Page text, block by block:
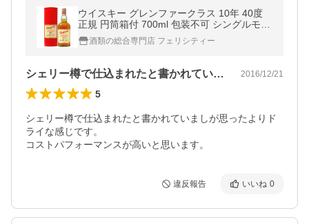
ウイスキー グレンファークラス 10年 40度
正規 円筒箱付 700ml 包装不可 シングルモル
ト 洋酒
酒類の総合専門店 フェリシティー
シェリー樽で仕込まれたと書かれていまし… 2016/12/21
5
シェリー樽で仕込まれたと書かれていましが思ったよりド
ライな感じです。
コストパフォーマンスが高いと思います。
違反報告 いいね 0